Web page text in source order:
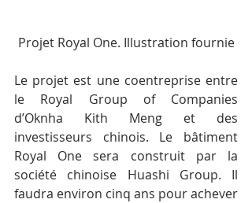
Projet Royal One. Illustration fournie
Le projet est une coentreprise entre
le Royal Group of Companies
d’Oknha Kith Meng et des
investisseurs chinois. Le bâtiment
Royal One sera construit par la
société chinoise Huashi Group. Il
faudra environ cinq ans pour achever